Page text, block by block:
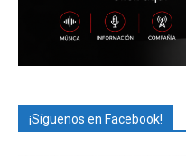
¡Síguenos en Facebook!